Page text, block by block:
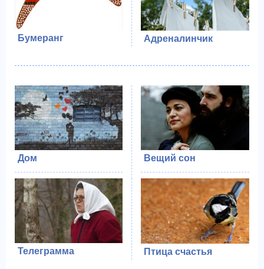
Бумеранг Адреналинчик
Дом Вещий сон
Телеграмма Птица счастья